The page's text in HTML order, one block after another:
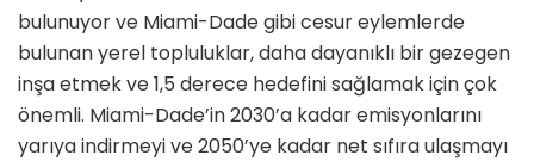
bulunuyor ve Miami-Dade gibi cesur eylemlerde
bulunan yerel topluluklar, daha dayanıklı bir gezegen
inşa etmek ve 1,5 derece hedefini sağlamak için çok
önemli. Miami-Dade’in 2030’a kadar emisyonlarını
yarıya indirmeyi ve 2050’ye kadar net sıfıra ulaşmayı